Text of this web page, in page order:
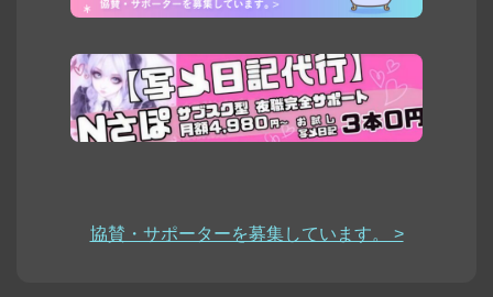
協賛・サポーターを募集しています。 >